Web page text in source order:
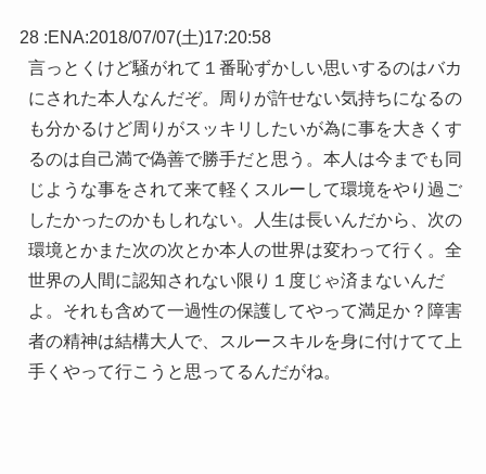
28 :ENA:2018/07/07(土)17:20:58
言っとくけど騒がれて１番恥ずかしい思いするのはバカ
にされた本人なんだぞ。周りが許せない気持ちになるの
も分かるけど周りがスッキリしたいが為に事を大きくす
るのは自己満で偽善で勝手だと思う。本人は今までも同
じような事をされて来て軽くスルーして環境をやり過ご
したかったのかもしれない。人生は長いんだから、次の
環境とかまた次の次とか本人の世界は変わって行く。全
世界の人間に認知されない限り１度じゃ済まないんだ
よ。それも含めて一過性の保護してやって満足か？障害
者の精神は結構大人で、スルースキルを身に付けてて上
手くやって行こうと思ってるんだがね。